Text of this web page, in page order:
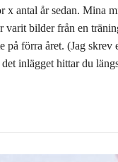
x antal år sedan. Mina
varit bilder från en
på förra året. (Jag skrev
inlägget hittar du